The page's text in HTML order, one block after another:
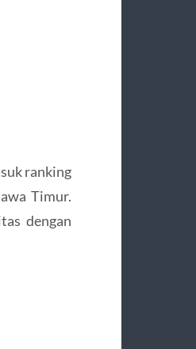
ranking
Timur.
dengan